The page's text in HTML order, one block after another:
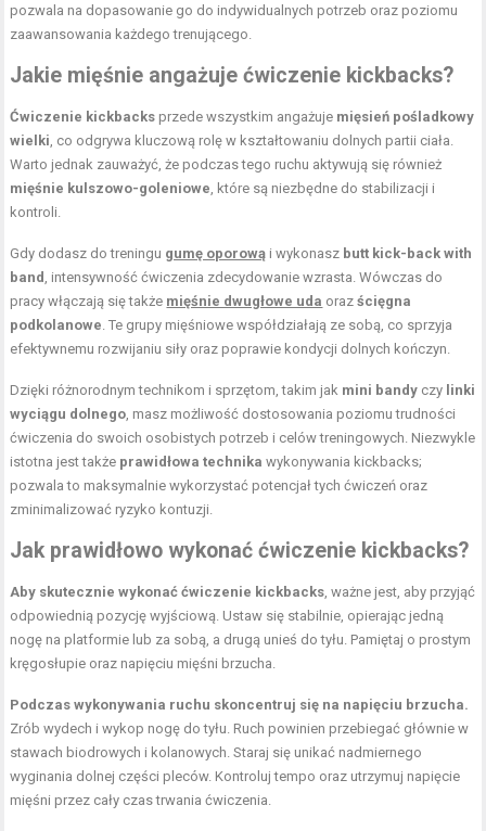
pozwala na dopasowanie go do indywidualnych potrzeb oraz poziomu
zaawansowania każdego trenującego.
Jakie mięśnie angażuje ćwiczenie kickbacks?
Ćwiczenie kickbacks przede wszystkim angażuje mięsień pośladkowy
wielki , co odgrywa kluczową rolę w kształtowaniu dolnych partii ciała.
Warto jednak zauważyć, że podczas tego ruchu aktywują się również
mięśnie kulszowo-goleniowe , które są niezbędne do stabilizacji i
kontroli.
Gdy dodasz do treningu gumę oporową i wykonasz butt kick-back with
band , intensywność ćwiczenia zdecydowanie wzrasta. Wówczas do
pracy włączają się także mięśnie dwugłowe uda orazścięgna
podkolanowe . Te grupy mięśniowe współdziałają ze sobą, co sprzyja
efektywnemu rozwijaniu siły oraz poprawie kondycji dolnych kończyn.
Dzięki różnorodnym technikom i sprzętom, takim jak mini bandy czy linki
wyciągu dolnego , masz możliwość dostosowania poziomu trudności
ćwiczenia do swoich osobistych potrzeb i celów treningowych. Niezwykle
istotna jest także prawidłowa technika wykonywania kickbacks;
pozwala to maksymalnie wykorzystać potencjał tych ćwiczeń oraz
zminimalizować ryzyko kontuzji.
Jak prawidłowo wykonać ćwiczenie kickbacks?
Aby skutecznie wykonać ćwiczenie kickbacks , ważne jest, aby przyjąć
odpowiednią pozycję wyjściową. Ustaw się stabilnie, opierając jedną
nogę na platformie lub za sobą, a drugą unieś do tyłu. Pamiętaj o prostym
kręgosłupie oraz napięciu mięśni brzucha.
Podczas wykonywania ruchu skoncentruj się na napięciu brzucha.
Zrób wydech i wykop nogę do tyłu. Ruch powinien przebiegać głównie w
stawach biodrowych i kolanowych. Staraj się unikać nadmiernego
wyginania dolnej części pleców. Kontroluj tempo oraz utrzymuj napięcie
mięśni przez cały czas trwania ćwiczenia.